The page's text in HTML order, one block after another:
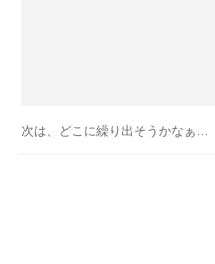
次は、どこに繰り出そうかなぁ…